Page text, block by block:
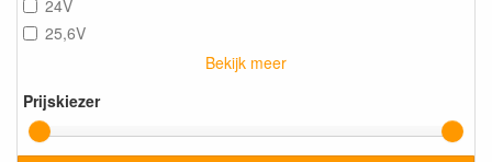
24V
25,6V
Bekijk meer
Prijskiezer